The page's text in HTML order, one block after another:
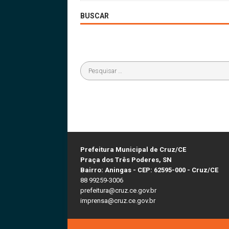
BUSCAR
Prefeitura Municipal de Cruz/CE
Praça dos Três Poderes, SN
Bairro: Aningas - CEP: 62595-000 - Cruz/CE
88 99259-3006
prefeitura@cruz.ce.gov.br
imprensa@cruz.ce.gov.br